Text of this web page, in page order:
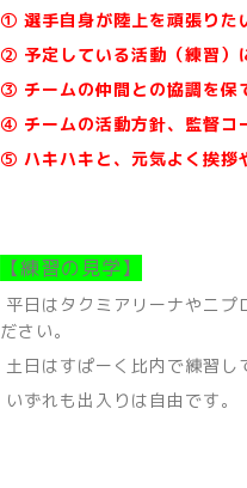
① 選手自身が陸上を頑張りた
② 予定している活動（練習）
③ チームの仲間との協調を保
④ チームの活動方針、監督コ
⑤ ハキハキと、元気よく挨拶
【練習の見学】
平日はタクミアリーナやニ
ださい。
土日はすぱーく比内で練習し
いずれも出入りは自由です。